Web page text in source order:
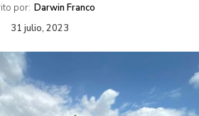
por: Darwin Franco
31 julio, 2023